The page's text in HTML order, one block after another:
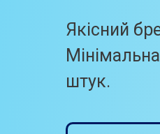
Якісний
штук.